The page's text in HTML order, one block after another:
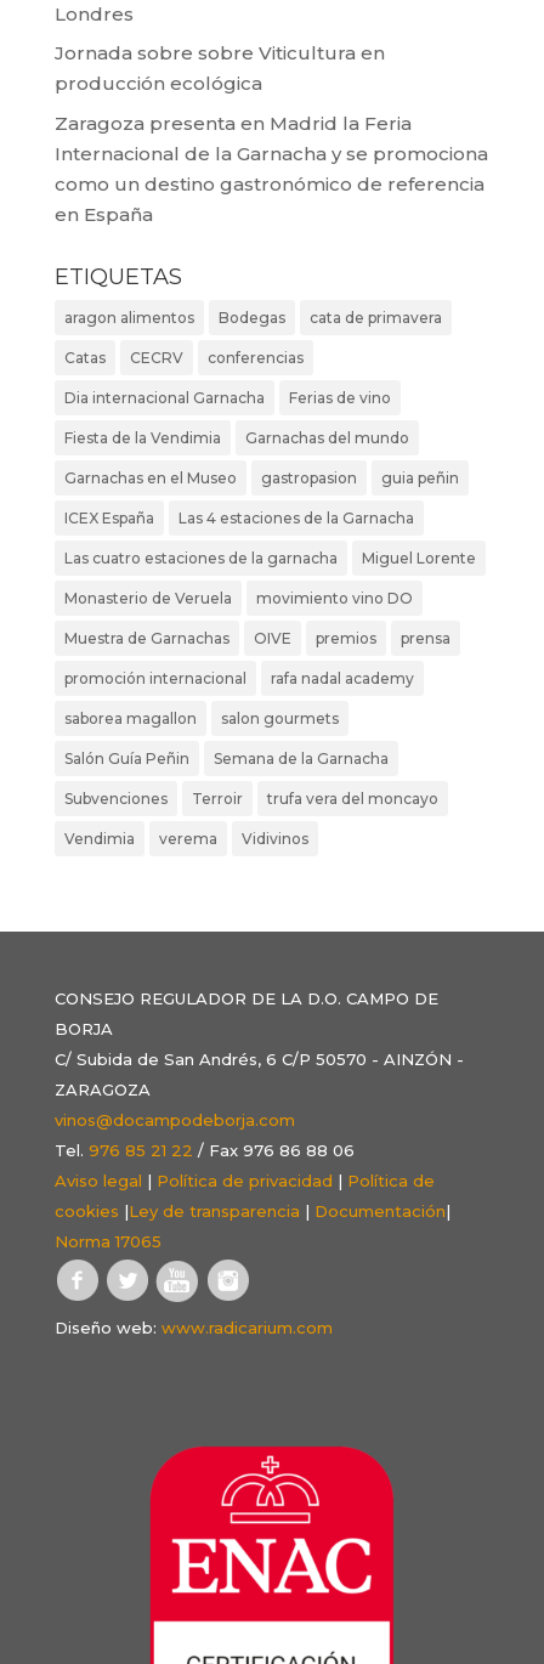
Londres
Jornada sobre sobre Viticultura en
producción ecológica
Zaragoza presenta en Madrid la Feria
Internacional de la Garnacha y se promociona
como un destino gastronómico de referencia
en España
ETIQUETAS
aragon alimentos Bodegas cata de primavera
Catas CECRV conferencias
Dia internacional Garnacha Ferias de vino
Fiesta de la Vendimia Garnachas del mundo
Garnachas en el Museo gastropasion guia peñin
ICEX España Las 4 estaciones de la Garnacha
Las cuatro estaciones de la garnacha Miguel Lorente
Monasterio de Veruela movimiento vino DO
Muestra de Garnachas OIVE premios prensa
promoción internacional rafa nadal academy
saborea magallon salon gourmets
Salón Guía Peñin Semana de la Garnacha
Subvenciones Terroir trufa vera del moncayo
Vendimia verema Vidivinos
CONSEJO REGULADOR DE LA D.O. CAMPO DE
BORJA
C/ Subida de San Andrés, 6 C/P 50570 - AINZÓN -
ZARAGOZA
vinos@docampodeborja.com
Tel. 976 85 21 22 / Fax 976 86 88 06
Aviso legal | Política de privacidad | Política de
cookies |Ley de transparencia | Documentación|
Norma 17065
Diseño web: www.radicarium.com